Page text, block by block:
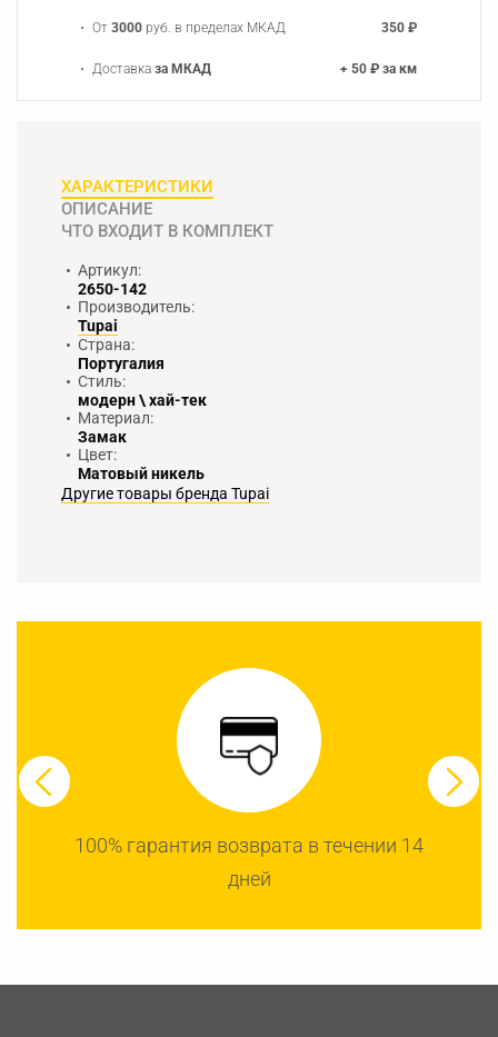
От3000 руб. в пределах МКАД 350 ₽
Доставказа МКАД + 50 ₽ за км
ХАРАКТЕРИСТИКИ
ОПИСАНИЕ
ЧТО ВХОДИТ В КОМПЛЕКТ
Артикул:
2650-142
Производитель:
Tupai
Страна:
Португалия
Стиль:
модерн \ хай-тек
Материал:
Замак
Цвет:
Матовый никель
Другие товары бренда Tupai
100% гарантия возврата в течении 14
дней